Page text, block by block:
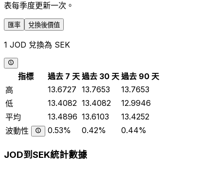
表每季度更新一次。
匯率 兌換後價值
1 JOD 兌換為 SEK
指標 過去 7 天 過去 30 天 過去 90 天
高
13.6727 13.7653
13.7653
低
13.4082 13.4082
12.9946
平均
13.4896 13.6103
13.4252
波動性
0.53% 0.42% 0.44%
JOD到SEK統計數據